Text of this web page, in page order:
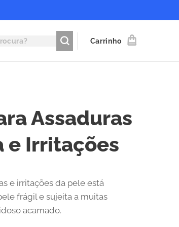
Carrinho
Assaduras
e Irritações
e irritações da pele está
frágil e sujeita a muitas
acamado.